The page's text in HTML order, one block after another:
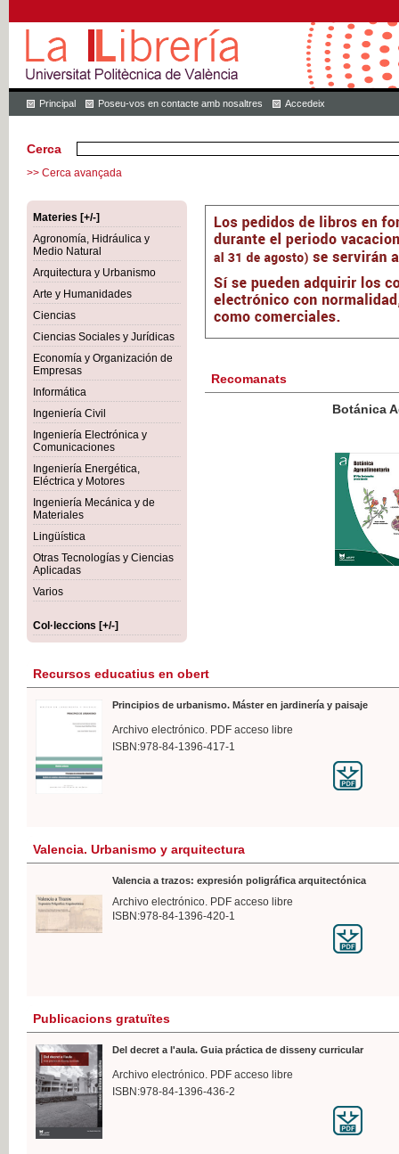
Principal Poseu-vos en contacte amb nosaltres Accedeix
Cerca
>> Cerca avançada
Materies [+/-]
Agronomía, Hidráulica y
Medio Natural
Arquitectura y Urbanismo
Arte y Humanidades
Ciencias
Ciencias Sociales y Jurídicas
Economía y Organización de
Empresas
Informática
Ingeniería Civil
Ingeniería Electrónica y
Comunicaciones
Ingeniería Energética,
Eléctrica y Motores
Ingeniería Mecánica y de
Materiales
Lingüística
Otras Tecnologías y Ciencias
Aplicadas
Varios
Col·leccions [+/-]
Recomanats
Botánica Agroalimentaria
IVA
Recursos educatius en obert
Principios de urbanismo. Máster en jardinería y paisaje
Archivo electrónico. PDF acceso libre
ISBN:978-84-1396-417-1
Valencia. Urbanismo y arquitectura
Valencia a trazos: expresión poligráfica arquitectónica
Archivo electrónico. PDF acceso libre
ISBN:978-84-1396-420-1
Publicacions gratuïtes
Del decret a l'aula. Guia práctica de disseny curricular
Archivo electrónico. PDF acceso libre
ISBN:978-84-1396-436-2